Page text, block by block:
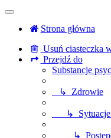
Strona główna
Usuń ciasteczka
Przejdź do
Substancje
↳ Zdrowie
↳ Sytuacje
↳